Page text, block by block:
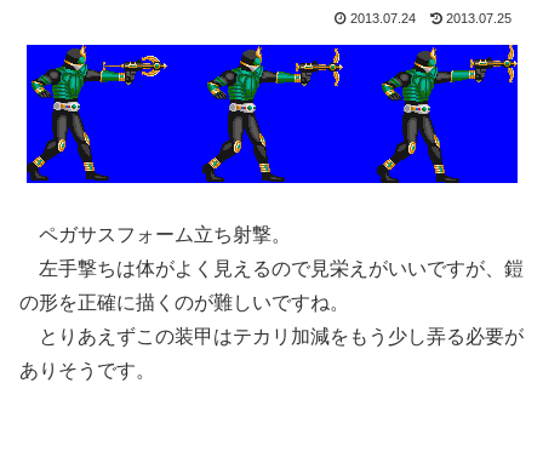
2013.07.24 2013.07.25
ペガサスフォーム立ち射撃。
左手撃ちは体がよく見えるので見栄えがいいですが、鎧
の形を正確に描くのが難しいですね。
とりあえずこの装甲はテカリ加減をもう少し弄る必要が
ありそうです。